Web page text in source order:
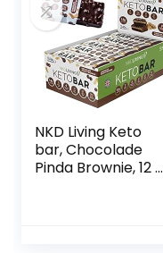
NKD Living Keto
bar, Chocolade
Pinda Brownie, 12 x